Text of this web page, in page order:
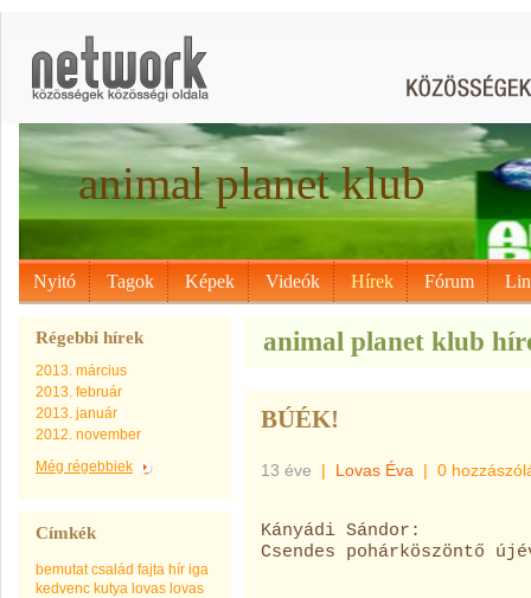
animal planet klub
Nyitó Tagok Képek Videók Hírek Fórum
Régebbi hírek
2013. március
2013. február
2013. január
2012. november
Még régebbiek
Címkék
bemutat család fajta hír iga
kedvenc kutya lovas lovas
animal planet klub
BÚÉK!
13 éve | Lovas Éva | 0
Kányádi Sándor:
Csendes pohárköszöntő